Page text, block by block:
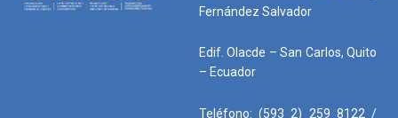
Fernández Salvador
Edif. Olacde – San Carlos, Quito
– Ecuador
Teléfono: (593 2) 259 8122 /